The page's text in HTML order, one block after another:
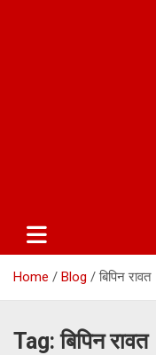
Home Blog बिपिन रावत
Tag:बिपिन रावत